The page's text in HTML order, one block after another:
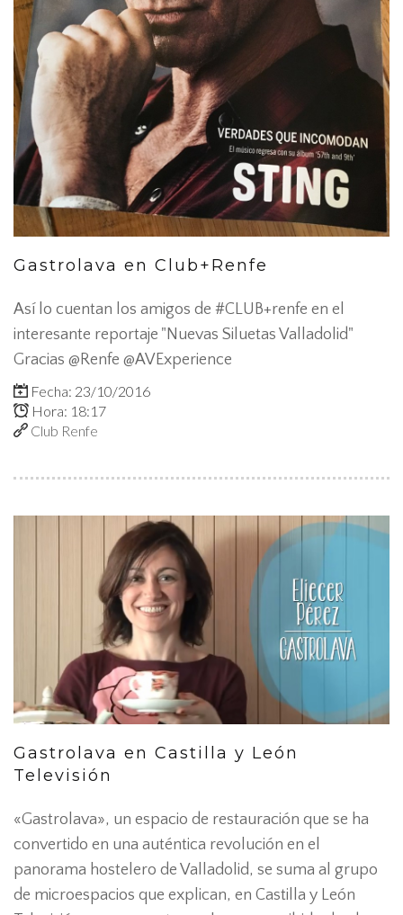
Gastrolava en Club+Renfe
Así lo cuentan los amigos de #CLUB+renfe en el
interesante reportaje "Nuevas Siluetas Valladolid"
Gracias @Renfe @AVExperience
Fecha: 23/10/2016
Hora: 18:17
Club Renfe
Gastrolava en Castilla y León
Televisión
«Gastrolava», un espacio de restauración que se ha
convertido en una auténtica revolución en el
panorama hostelero de Valladolid, se suma al grupo
de microespacios que explican, en Castilla y León